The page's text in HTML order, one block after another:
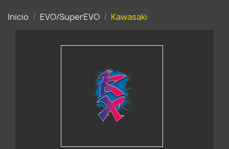
Inicio EVO/SuperEVO Kawasaki